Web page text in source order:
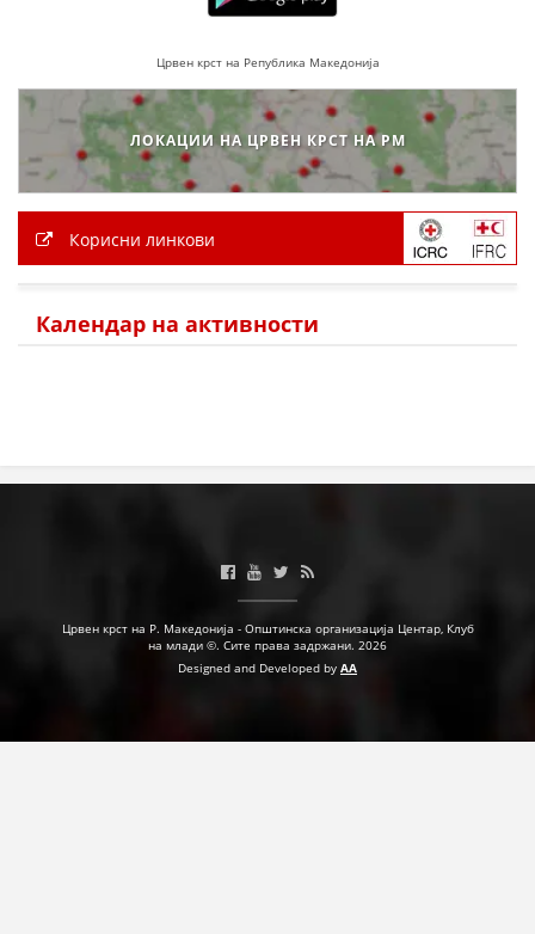
ЗНАЧЕЊЕ НА СЛУЖБАТА ЗА БАРАЊЕ
ФОРМУЛАРИ ЗА БАРАЊА
ПРВА ПОМОШ
Црвен крст на Република Македонија
ЛОКАЦИИ НА ЦРВЕН КРСТ НА РМ
Корисни линкови
Календар на активности
Црвен крст на Р. Македонија - Општинска организација Центар, Клуб
на млади ©. Сите права задржани. 2026
Designed and Developed by AA